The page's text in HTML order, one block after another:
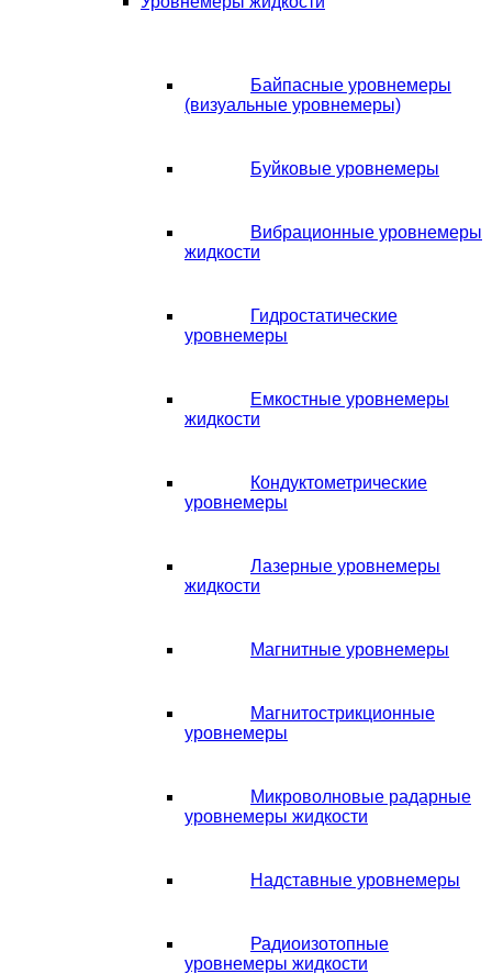
Байпасные уровнемеры
(визуальные уровнемеры)
Буйковые уровнемеры
Вибрационные уровнемеры
жидкости
Гидростатические
уровнемеры
Емкостные уровнемеры
жидкости
Кондуктометрические
уровнемеры
Лазерные уровнемеры
жидкости
Магнитные уровнемеры
Магнитострикционные
уровнемеры
Микроволновые радарные
уровнемеры жидкости
Надставные уровнемеры
Радиоизотопные
уровнемеры жидкости